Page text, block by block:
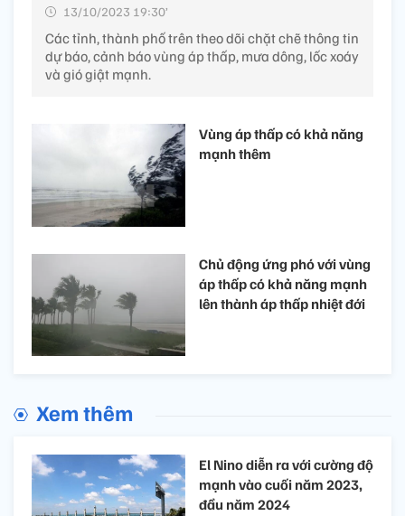
13/10/2023 19:30’
Các tỉnh, thành phố trên theo dõi chặt chẽ thông tin
dự báo, cảnh báo vùng áp thấp, mưa dông, lốc xoáy
và gió giật mạnh.
Vùng áp thấp có khả năng
mạnh thêm
Chủ động ứng phó với vùng
áp thấp có khả năng mạnh
lên thành áp thấp nhiệt đới
Xem thêm
El Nino diễn ra với cường độ
mạnh vào cuối năm 2023,
đầu năm 2024